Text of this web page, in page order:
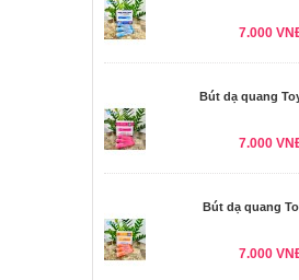
7.000
Bút dạ quang
7.000
Bút dạ quang
7.000